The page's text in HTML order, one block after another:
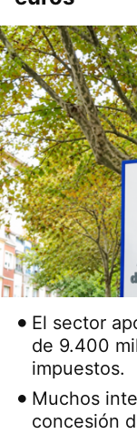
El sector
de 9.400
impuestos.
Muchos
concesión